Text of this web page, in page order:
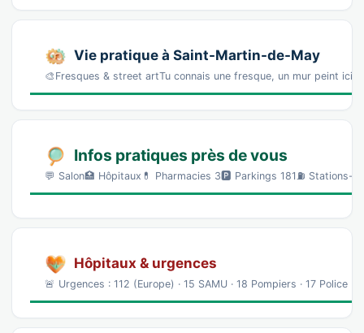
Vie pratique à Saint-Martin-de-May
🎨Fresques & street artTu connais une fresque, un mur peint ici
Infos pratiques près de vous
💬 Salon🏥 Hôpitaux💊 Pharmacies 3🅿️ Parkings 181⛽ Stations-
Hôpitaux & urgences
🚨 Urgences : 112 (Europe) · 15 SAMU · 18 Pompiers · 17 Police